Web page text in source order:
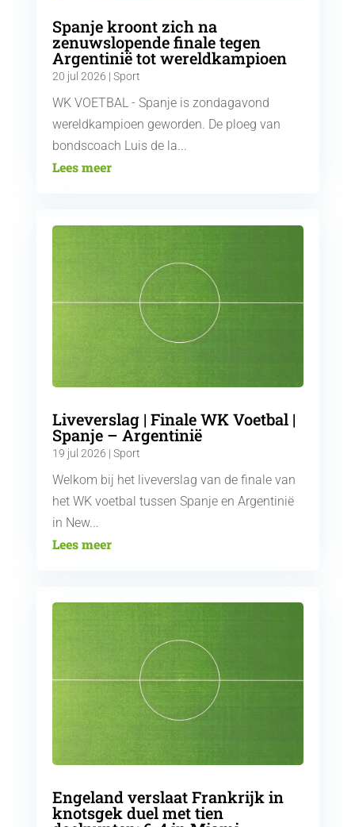
Spanje kroont zich na
zenuwslopende finale tegen
Argentinië tot wereldkampioen
20 jul 2026 | Sport
WK VOETBAL - Spanje is zondagavond
wereldkampioen geworden. De ploeg van
bondscoach Luis de la...
Lees meer
Liveverslag | Finale WK Voetbal |
Spanje – Argentinië
19 jul 2026 | Sport
Welkom bij het liveverslag van de finale van
het WK voetbal tussen Spanje en Argentinië
in New...
Lees meer
Engeland verslaat Frankrijk in
knotsgek duel met tien